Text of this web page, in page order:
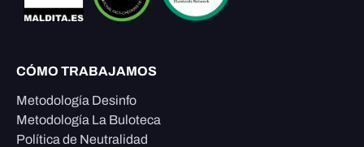
CÓMO TRABAJAMOS
Metodología Desinfo
Metodología La Buloteca
Política de Neutralidad